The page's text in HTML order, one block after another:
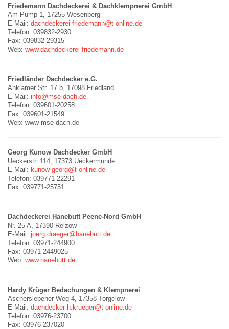
Friedemann Dachdeckerei & Dachklempnerei GmbH
Am Pump 1, 17255 Wesenberg
E-Mail: dachdeckerei-friedemann@t-online.de
Telefon: 039832-2930
Fax: 039832-29315
Web: www.dachdeckerei-friedemann.de
Friedländer Dachdecker e.G.
Anklamer Str. 17 b, 17098 Friedland
E-Mail: info@mse-dach.de
Telefon: 039601-20258
Fax: 039601-21549
Web: www-mse-dach.de
Georg Kunow Dachdecker GmbH
Ueckerstr. 114, 17373 Ueckermünde
E-Mail: kunow-georg@t-online.de
Telefon: 039771-22291
Fax: 039771-25751
Dachdeckerei Hanebutt Peene-Nord GmbH
Nr. 25 A, 17390 Relzow
E-Mail: joerg.draeger@hanebutt.de
Telefon: 03971-244900
Fax: 03971-2449025
Web: www.hanebutt.de
Hardy Krüger Bedachungen & Klempnerei
Ascherslebener Weg 4, 17358 Torgelow
E-Mail: dachdecker-h.krueger@t-online.de
Telefon: 03976-23700
Fax: 03976-237020